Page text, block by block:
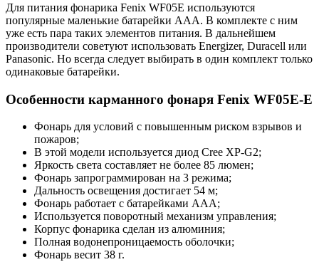
Для питания фонарика Fenix WF05E используются
популярные маленькие батарейки ААА. В комплекте с ним
уже есть пара таких элементов питания. В дальнейшем
производители советуют использовать Energizer, Duracell или
Panasonic. Но всегда следует выбирать в один комплект только
одинаковые батарейки.
Особенности карманного фонаря Fenix WF05E-E
Фонарь для условий с повышенным риском взрывов и
пожаров;
В этой модели используется диод Cree XP-G2;
Яркость света составляет не более 85 люмен;
Фонарь запрограммирован на 3 режима;
Дальность освещения достигает 54 м;
Фонарь работает с батарейками ААА;
Используется поворотный механизм управления;
Корпус фонарика сделан из алюминия;
Полная водонепроницаемость оболочки;
Фонарь весит 38 г.